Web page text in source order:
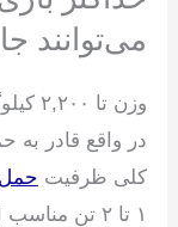
می‌توانند
کلی ظرفیت حمل